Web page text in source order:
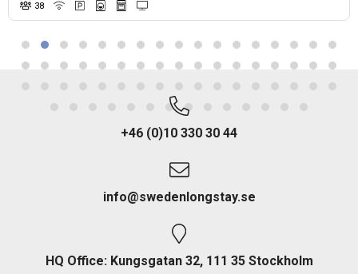
38
+46 (0)10 330 30 44
info@swedenlongstay.se
HQ Office: Kungsgatan 32, 111 35 Stockholm